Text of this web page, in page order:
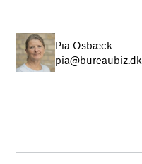
Pia Osbæck
pia@bureaubiz.dk